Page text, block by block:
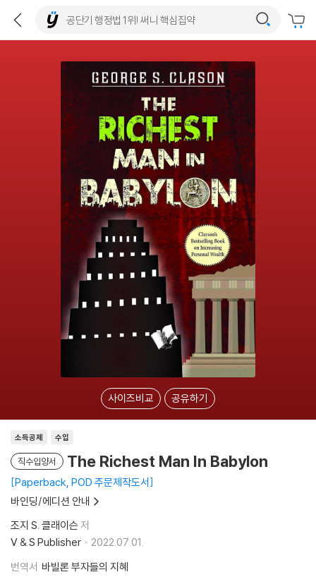
사이즈비교 공유하기
소득공제 수입
직수입양서 The Richest Man In Babylon
Paperback, POD 주문제작도서
바인딩/에디션 안내
조지 S. 클래이슨 저
V & S Publisher
2022.07.01.
번역서 바빌론 부자들의 지혜